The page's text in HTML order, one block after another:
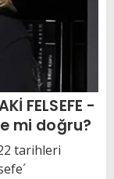
FELSEFE -
mi doğru?
tarihleri